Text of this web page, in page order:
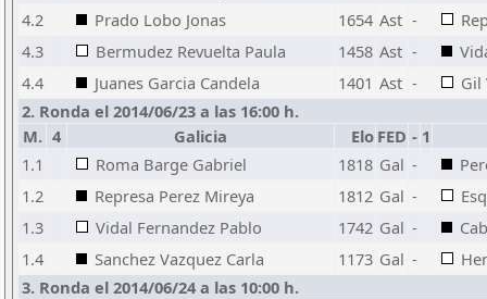
4.2
Prado Lobo Jonas 1654 Ast -
4.3
Bermudez Revuelta Paula 1458 Ast -
4.4
Juanes Garcia Candela 1401 Ast -
Gil
2. Ronda el 2014/06/23 a las 16:00 h.
M. 4 Galicia Elo FED - 1
1.1
Roma Barge Gabriel 1818 Gal -
1.2
Represa Perez Mireya 1812 Gal -
1.3
Vidal Fernandez Pablo 1742 Gal -
1.4
Sanchez Vazquez Carla 1173 Gal -
3. Ronda el 2014/06/24 a las 10:00 h.